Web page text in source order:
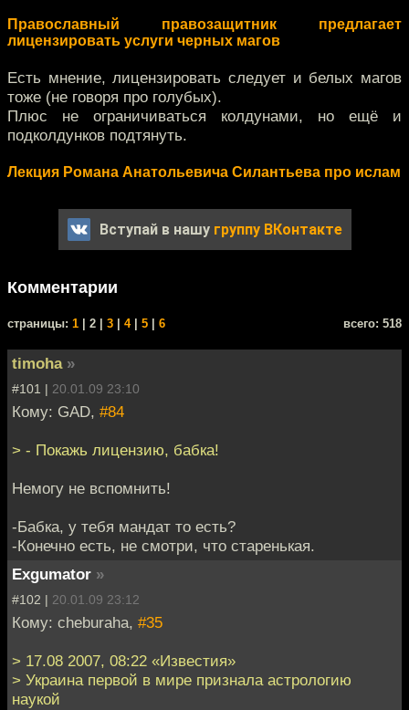
Православный правозащитник предлагает
лицензировать услуги черных магов
Есть мнение, лицензировать следует и белых магов
тоже (не говоря про голубых).
Плюс не ограничиваться колдунами, но ещё и
подколдунков подтянуть.
Лекция Романа Анатольевича Силантьева про ислам
Вступай в нашу группу ВКонтакте
Комментарии
cтраницы: 1 | 2 | 3 4| 5 6 всего: 518
timoha »
#101 | 20.01.09 23:10
Кому: GAD, #84
> - Покажь лицензию, бабка!
Немогу не вспомнить!
-Бабка, у тебя мандат то есть?
-Конечно есть, не смотри, что старенькая.
Exgumator »
#102 | 20.01.09 23:12
Кому: cheburaha, #35
> 17.08 2007, 08:22 «Известия»
> Украина первой в мире признала астрологию
наукой